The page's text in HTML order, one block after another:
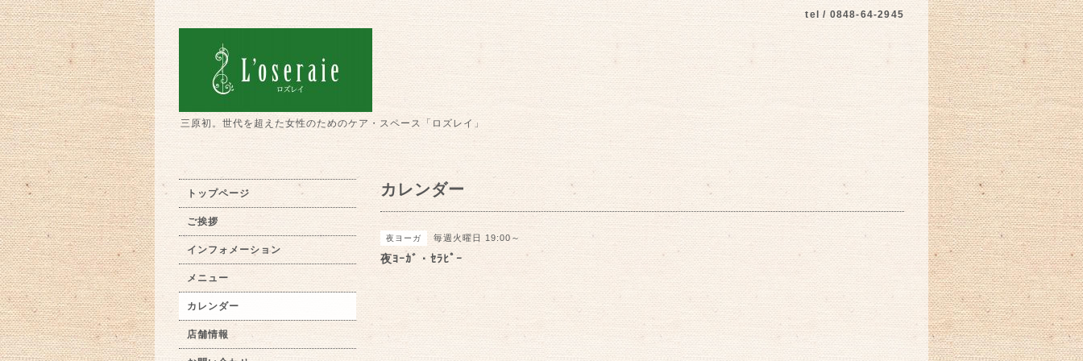
tel / 0848-64-2945
三原初。世代を超えた女性のためのケア・スペース「ロズレイ」
カレンダー
夜ヨーガ 毎週火曜日 19:00～
夜ﾖｰｶﾞ・ｾﾗﾋﾟｰ
トップページ
ご挨拶
インフォメーション
メニュー
カレンダー
店舗情報